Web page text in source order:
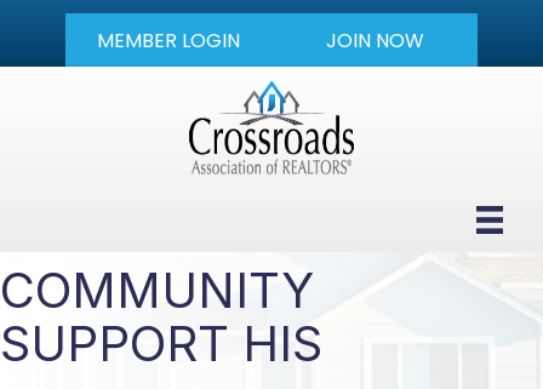
MEMBER LOGIN JOIN NOW
COMMUNITY
SUPPORT HIS